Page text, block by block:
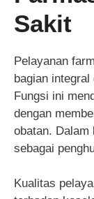
Sakit
Pelayanan
bagian
Fungsi ini
dengan
obatan.
sebagai
Kualitas